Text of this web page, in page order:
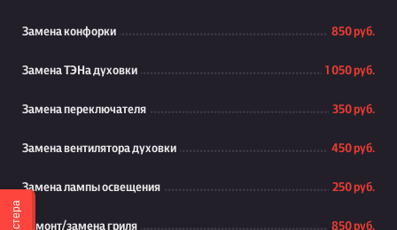
Замена конфорки 850 руб.
Замена ТЭНа духовки 1 050 руб.
Замена переключателя 350 руб.
Замена вентилятора духовки 450 руб.
Замена лампы освещения 250 руб.
Ремонт/замена гриля 850 руб.